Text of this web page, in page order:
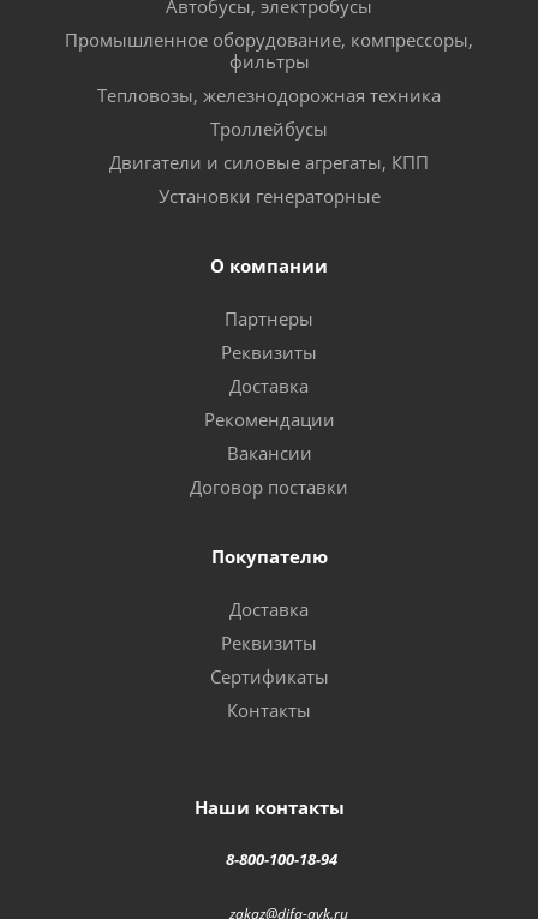
Автобусы, электробусы
Промышленное оборудование, компрессоры,
фильтры
Тепловозы, железнодорожная техника
Троллейбусы
Двигатели и силовые агрегаты, КПП
Установки генераторные
О компании
Партнеры
Реквизиты
Доставка
Рекомендации
Вакансии
Договор поставки
Покупателю
Доставка
Реквизиты
Сертификаты
Контакты
Наши контакты
8-800-100-18-94
zakaz@difa-avk.ru